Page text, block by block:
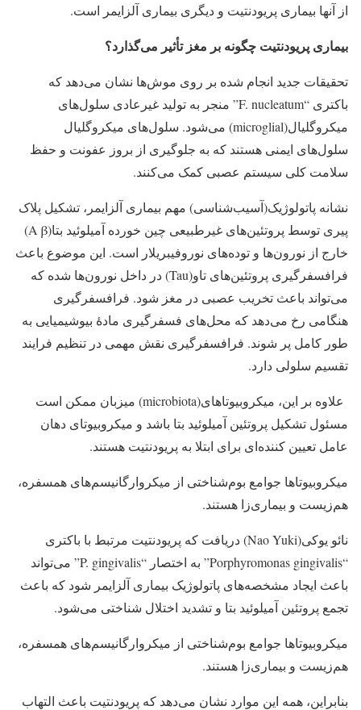
از آنها بیماری پریودنتیت و دیگری بیماری آلزایمر است.
بیماری پریودنتیت چگونه بر مغز تأثیر می‌گذارد؟
تحقیقات جدید انجام شده بر روی موش‌ها نشان می‌دهد که
باکتری “F. nucleatum” منجر به تولید غیرعادی سلول‌های
میکروگلیال(microglial) می‌شود. سلول‌های میکروگلیال
سلول‌های ایمنی هستند که به جلوگیری از بروز عفونت و حفظ
سلامت کلی سیستم عصبی کمک می‌کنند.
نشانه پاتولوژیک(آسیب‌شناسی) مهم بیماری آلزایمر، تشکیل پلاک
پیری توسط پروتئین‌های غیرطبیعی چین خورده آمیلوئید بتا(A β)
خارج از نورون‌ها و توده‌های نوروفیبریلار است. این موضوع باعث
فرافسفرگیری پروتئین‌های تاو(Tau) در داخل نورون‌ها شده که
می‌تواند باعث تخریب عصبی در مغز شود. فرافسفرگیری
هنگامی رخ می‌دهد که محل‌های فسفرگیری مادهٔ بیوشیمیایی به
طور کامل پر شوند. فرافسفرگیری نقش مهمی در تنظیم فرایند
تقسیم سلولی دارد.
علاوه بر این، میکروبیوتاهای(microbiota) میزبان ممکن است
مسئول تشکیل پروتئین آمیلوئید بتا باشد و میکروبیوتای دهان
عامل تعیین کننده‌ای برای ابتلا به پریودنتیت هستند.
میکروبیوتاها جوامع بوم‌شناختی از میکروارگانیسم‌های همسفره،
هم‌زیست و بیماری‌زا هستند.
نائو یوکی(Nao Yuki) دریافت که پریودنتیت مرتبط با باکتری
“Porphyromonas gingivalis” به اختصار “P. gingivalis” می‌تواند
باعث ایجاد مشخصه‌های پاتولوژیک بیماری آلزایمر شود که باعث
تجمع پروتئین آمیلوئید بتا و تشدید اختلال شناختی می‌شود.
میکروبیوتاها جوامع بوم‌شناختی از میکروارگانیسم‌های همسفره،
هم‌زیست و بیماری‌زا هستند.
بنابراین، همه این موارد نشان می‌دهد که پریودنتیت باعث التهاب